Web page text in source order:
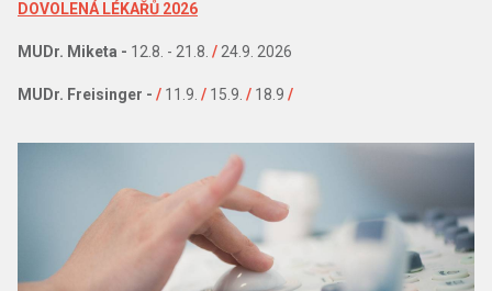
DOVOLENÁ LÉKAŘŮ 2026
MUDr. Miketa - 12.8. - 21.8. / 24.9. 2026
MUDr. Freisinger - / 11.9. / 15.9. / 18.9 /